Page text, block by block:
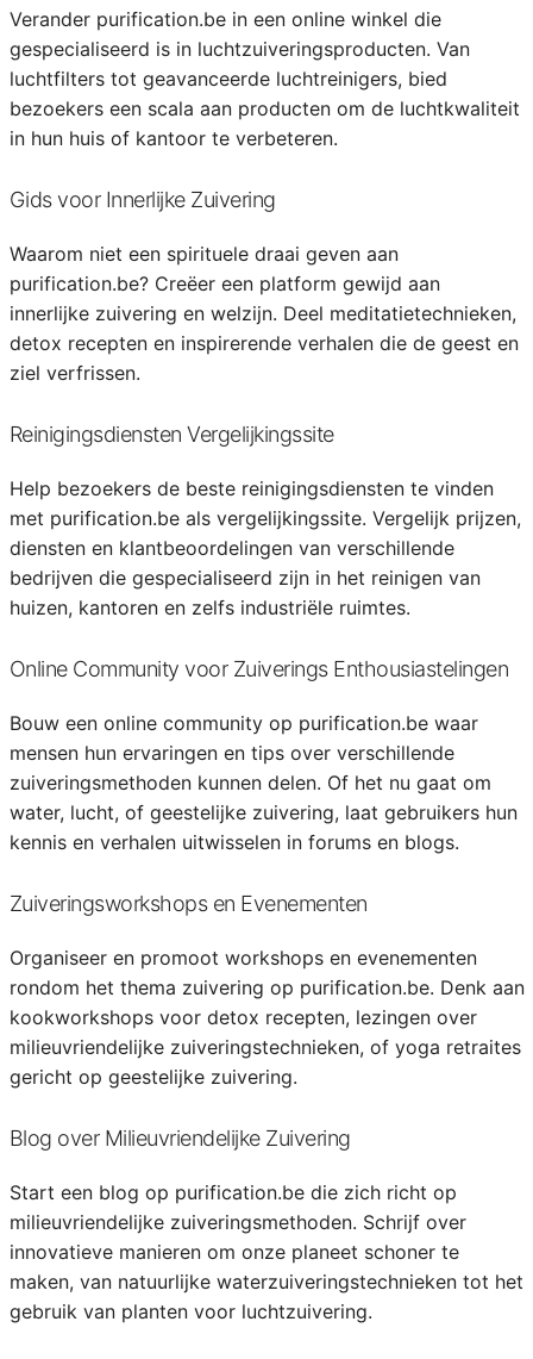
Verander purification.be in een online winkel die
gespecialiseerd is in luchtzuiveringsproducten. Van
luchtfilters tot geavanceerde luchtreinigers, bied
bezoekers een scala aan producten om de luchtkwaliteit
in hun huis of kantoor te verbeteren.
Gids voor Innerlijke Zuivering
Waarom niet een spirituele draai geven aan
purification.be? Creëer een platform gewijd aan
innerlijke zuivering en welzijn. Deel meditatietechnieken,
detox recepten en inspirerende verhalen die de geest en
ziel verfrissen.
Reinigingsdiensten Vergelijkingssite
Help bezoekers de beste reinigingsdiensten te vinden
met purification.be als vergelijkingssite. Vergelijk prijzen,
diensten en klantbeoordelingen van verschillende
bedrijven die gespecialiseerd zijn in het reinigen van
huizen, kantoren en zelfs industriële ruimtes.
Online Community voor Zuiverings Enthousiastelingen
Bouw een online community op purification.be waar
mensen hun ervaringen en tips over verschillende
zuiveringsmethoden kunnen delen. Of het nu gaat om
water, lucht, of geestelijke zuivering, laat gebruikers hun
kennis en verhalen uitwisselen in forums en blogs.
Zuiveringsworkshops en Evenementen
Organiseer en promoot workshops en evenementen
rondom het thema zuivering op purification.be. Denk aan
kookworkshops voor detox recepten, lezingen over
milieuvriendelijke zuiveringstechnieken, of yoga retraites
gericht op geestelijke zuivering.
Blog over Milieuvriendelijke Zuivering
Start een blog op purification.be die zich richt op
milieuvriendelijke zuiveringsmethoden. Schrijf over
innovatieve manieren om onze planeet schoner te
maken, van natuurlijke waterzuiveringstechnieken tot het
gebruik van planten voor luchtzuivering.